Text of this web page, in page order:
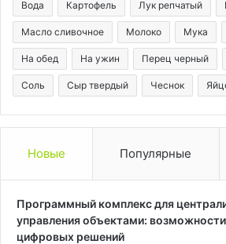
Вода Картофель Лук репчатый
Масло сливочное Молоко Мука
На обед На ужин Перец черный
Соль Сыр твердый Чеснок
Новые Популярные
Программный комплекс для
управления объектами:
цифровых решений